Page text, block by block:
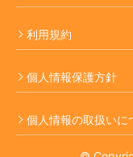
利用規約
個人情報保護方針
個人情報の取扱いに